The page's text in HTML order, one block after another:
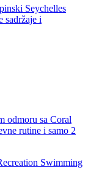
Seychelles
sadržaje i
odmoru sa Coral
rutine i samo 2